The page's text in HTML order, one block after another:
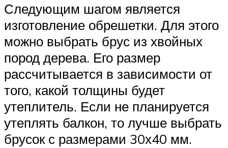
Следующим шагом является
изготовление обрешетки. Для этого
можно выбрать брус из хвойных
пород дерева. Его размер
рассчитывается в зависимости от
того, какой толщины будет
утеплитель. Если не планируется
утеплять балкон, то лучше выбрать
брусок с размерами 30х40 мм.